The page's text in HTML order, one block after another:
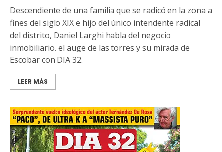
Descendiente de una familia que se radicó en la zona a
fines del siglo XIX e hijo del único intendente radical
del distrito, Daniel Larghi habla del negocio
inmobiliario, el auge de las torres y su mirada de
Escobar con DIA 32.
LEER MÁS